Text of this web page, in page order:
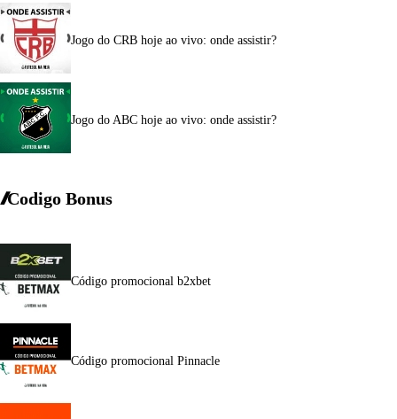
Jogo do CRB hoje ao vivo: onde assistir?
Jogo do ABC hoje ao vivo: onde assistir?
Codigo Bonus
Código promocional b2xbet
Código promocional Pinnacle